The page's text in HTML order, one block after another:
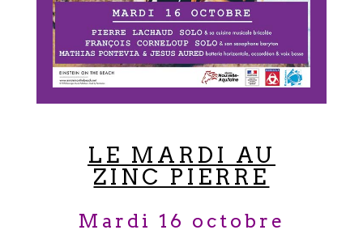
LE MARDI AU
ZINC PIERRE
Mardi 16 octobre